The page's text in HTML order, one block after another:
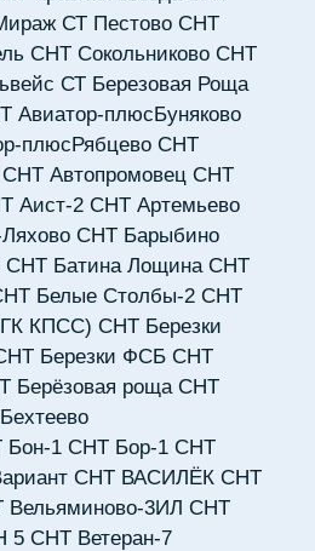
СТ Пестово СНТ
СНТ Сокольниково СНТ
СТ Березовая Роща
Авиатор-плюсБуняково
плюсРябцево СНТ
СНТ Автопромовец СНТ
Аист-2 СНТ Артемьево
СНТ Барыбино
СНТ Батина Лощина СНТ
Белые Столбы-2 СНТ
КПСС) СНТ Березки
Березки ФСБ СНТ
Берёзовая роща СНТ
Бехтеево
1 СНТ Бор-1 СНТ
СНТ ВАСИЛЁК СНТ
Вельяминово-3ИЛ СНТ
5 СНТ Ветеран-7